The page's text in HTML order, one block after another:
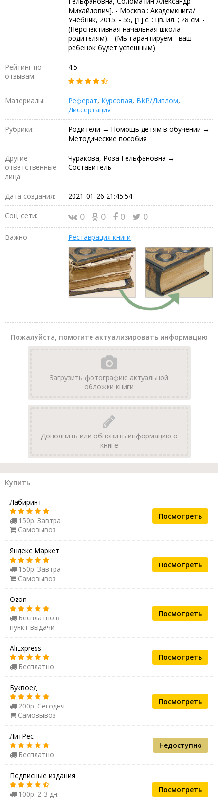
Михайлович]. - Москва : Академкнига/
Учебник, 2015. - 55, [1] с. : цв. ил. ; 28 см. -
(Перспективная начальная школа
родителям). - (Мы гарантируем - ваш
ребенок будет успешным)
Рейтинг по
отзывам:
4.5
Материалы: Реферат, Курсовая, ВКР/Диплом,
Диссертация
Рубрики:
Родители → Помощь детям в обучении →
Методические пособия
Другие
ответственные
лица:
Чуракова, Роза Гельфановна →
Составитель
Дата создания: 2021-01-26 21:45:54
Соц. сети: 0 0 0 0
Важно Реставрация книги
Пожалуйста, помогите актуализировать информацию
Загрузить фотографию актуальной
обложки книги
Дополнить или обновить информацию о
книге
Купить
Лабиринт
150р. Завтра
Самовывоз
Посмотреть
Яндекс Маркет
150р. Завтра
Самовывоз
Посмотреть
Ozon
Бесплатно в
пункт выдачи
Посмотреть
AliExpress
Бесплатно
Посмотреть
Буквоед
200р. Сегодня
Самовывоз
Посмотреть
ЛитРес
Бесплатно
Недоступно
Подписные издания
100р. 2-3 дн.
Посмотреть